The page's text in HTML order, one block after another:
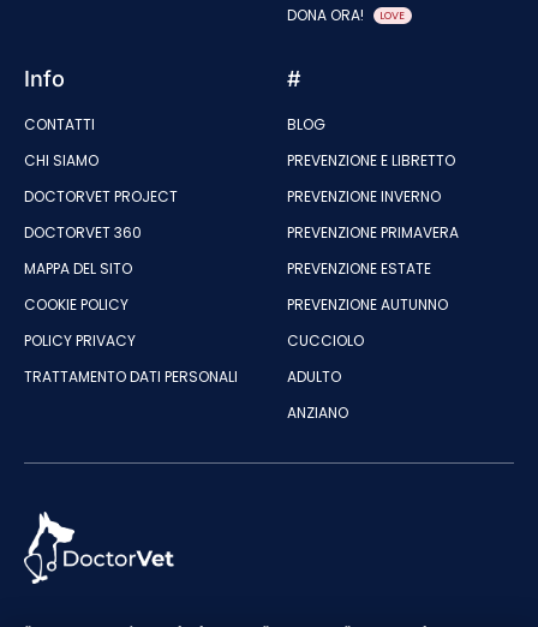
DONA ORA!
LOVE
Info
CONTATTI
CHI SIAMO
DOCTORVET PROJECT
DOCTORVET 360
MAPPA DEL SITO
COOKIE POLICY
POLICY PRIVACY
TRATTAMENTO DATI PERSONALI
#
BLOG
PREVENZIONE E LIBRETTO
PREVENZIONE INVERNO
PREVENZIONE PRIMAVERA
PREVENZIONE ESTATE
PREVENZIONE AUTUNNO
CUCCIOLO
ADULTO
ANZIANO